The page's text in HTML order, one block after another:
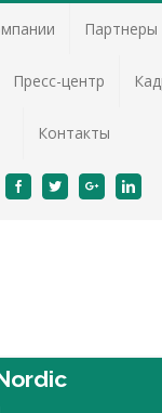
Партнеры
Пресс-центр
Контакты
FacebookTwitterGoogle+